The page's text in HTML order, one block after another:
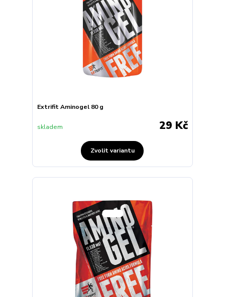
Extrifit Aminogel 80 g
29 Kč
skladem
Zvolit variantu